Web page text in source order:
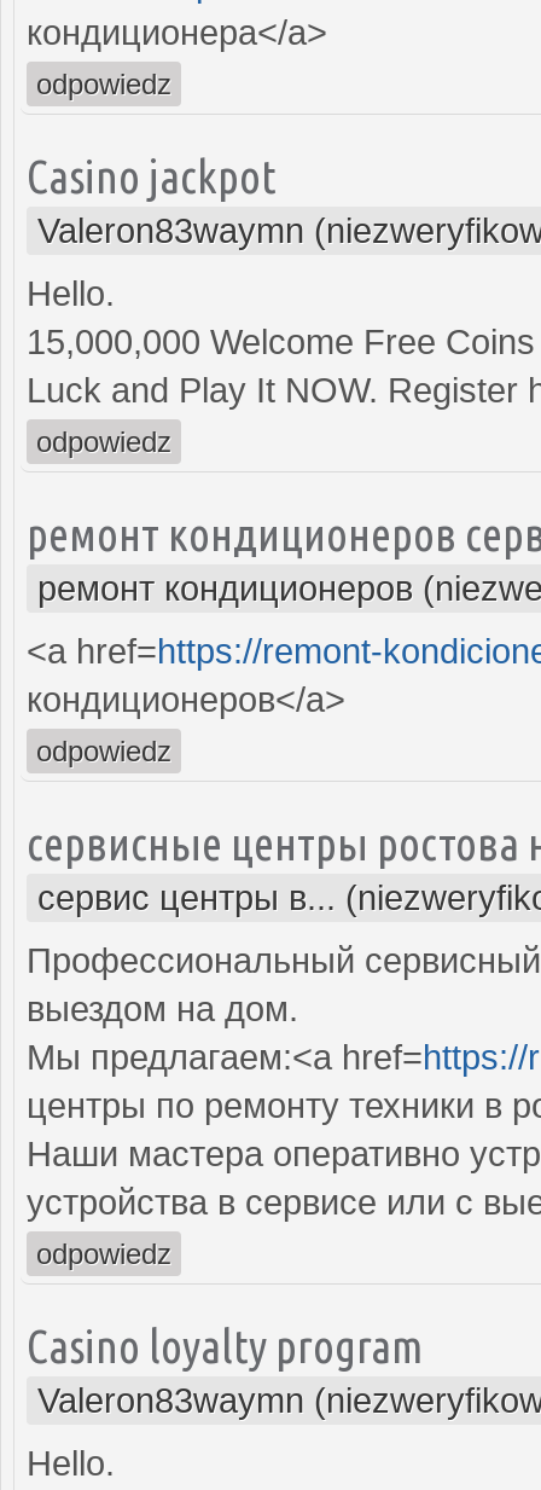
кондиционера</a>
odpowiedz
Casino jackpot
Valeron83waymn
Hello.
15,000,000 Welcome Free
Luck and Play It NOW. Register
odpowiedz
ремонт кондиционеров
ремонт кондиционеров
<a href=https://remont-
кондиционеров</a>
odpowiedz
сервисные центры ростова
сервис центры в...
Профессиональный
выездом на дом.
Мы предлагаем:<a href=https://
центры по ремонту техники в
Наши мастера оперативно
устройства в сервисе или с
odpowiedz
Casino loyalty program
Valeron83waymn
Hello.